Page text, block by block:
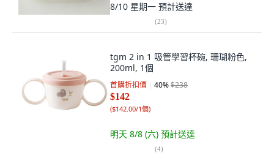
8/10 星期一 預計送達
(23)
tgm 2 in 1 吸管學習杯碗, 珊瑚粉色,
200ml, 1個
首購折扣價 40%$238
$142
($142.00/1個)
明天 8/8 (六) 預計送達
(4)